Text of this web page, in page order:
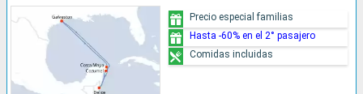
Precio especial familias
Hasta -60% en el 2° pasajero
Comidas incluidas